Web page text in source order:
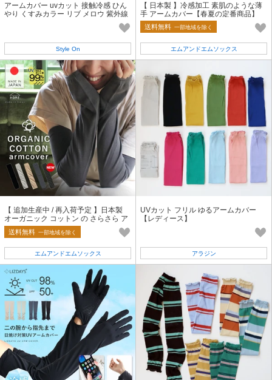
アームカバー uvカット 接触冷感 ひん
やり くすみカラー リブ メロウ 紫外線
Style On
【 日本製 】冷感加工 素肌のような薄
手 アームカバー【春夏の定番商品】
送料無料 一部地域を除く
エムアンドエムソックス
【 追加生産中 / 再入荷予定 】日本製
オーガニック コットン の さらさら ア
ームカバー【春夏の定番商品】
送料無料 一部地域を除く
エムアンドエムソックス
UVカット フリル ゆるアームカバー
【レディース】
アラジン